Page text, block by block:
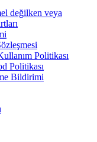
değilken veya
Politikası
Politikası
Bildirimi